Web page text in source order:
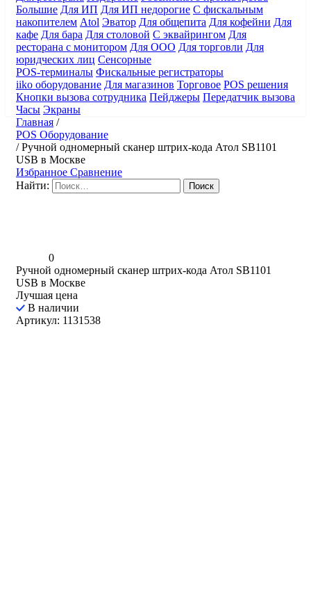
Большие Для ИП Для ИП недорогие С фискальным
накопителем Atol Эватор Для общепита Для кофейни Для
кафе Для бара Для столовой С эквайрингом Для
ресторана с монитором Для ООО Для торговли Для
юридческих лиц Сенсорные
POS-терминалы Фискальные регистраторы
iiko оборудование Для магазинов Торговое POS решения
Кнопки вызова сотрудника Пейджеры Передатчик вызова
Часы Экраны
Главная /
POS Оборудование
/Ручной одномерный сканер штрих-кода Атол SB1101
USB в Москве
Избранное Сравнение
Найти:
0
Ручной одномерный сканер штрих-кода Атол SB1101
USB в Москве
Лучшая цена
В наличии
Артикул: 1131538